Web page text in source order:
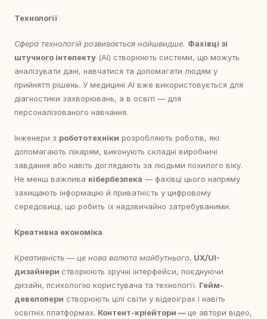
Технології
Сфера технологій розвивається найшвидше. Фахівці зі
штучного інтелекту (AI) створюють системи, що можуть
аналізувати дані, навчатися та допомагати людям у
прийнятті рішень. У медицині AI вже використовується для
діагностики захворювань, а в освіті — для
персоналізованого навчання.
Інженери з робототехніки розробляють роботів, які
допомагають лікарям, виконують складні виробничі
завдання або навіть доглядають за людьми похилого віку.
Не менш важлива кібербезпека — фахівці цього напряму
захищають інформацію й приватність у цифровому
середовищі, що робить їх надзвичайно затребуваними.
Креативна економіка
Креативність — це нова валюта майбутнього. UX/UI-
дизайнери створюють зручні інтерфейси, поєднуючи
дизайн, психологію користувача та технології. Гейм-
девелопери створюють цілі світи у відеоіграх і навіть
освітніх платформах. Контент-кріейтори —це автори відео,